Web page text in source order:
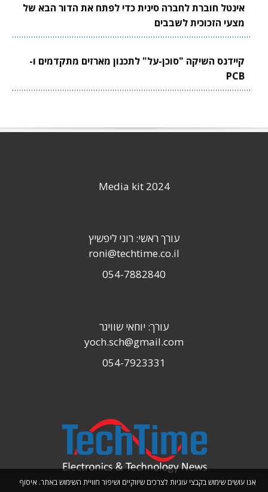
אינטל חוברת לחברה סינית כדי לפתח את הדור הבא של
מצעי הזכוכית לשבבים
קיידנס השיקה "סוכן-על" לתכנון מארזים מתקדמים ו-
PCB
אנו עושים שימוש בקבצי עוגיות לצרכים שיווקיים ושיפור חוויית השימוש באתר. איסוף
Media kit 2024
עורך ראשי: רוני ליפשיץ
roni@techtime.co.il
054-7882840
עורך: יוחאי שוויגר
yoch.sch@gmail.com
054-7923331